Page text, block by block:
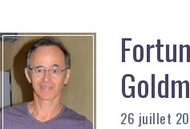
26 juillet